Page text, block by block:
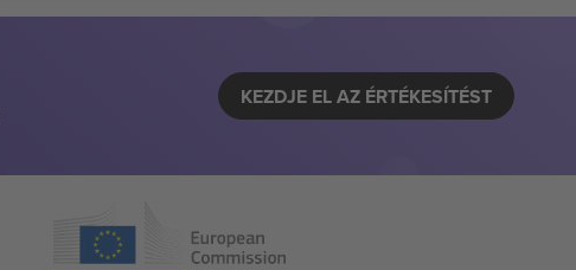
KEZDJE EL AZ ÉRTÉKESÍTÉST